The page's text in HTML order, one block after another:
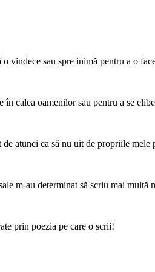
vindece sau spre inimă pentru a o
calea oamenilor sau pentru a se
atunci ca să nu uit de propriile mele
m-au determinat să scriu mai
prin poezia pe care o scrii!